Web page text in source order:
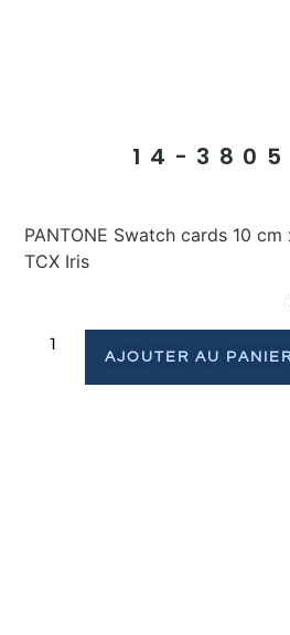
14-3805
PANTONE Swatch cards 10
TCX Iris
AJOUTER AU